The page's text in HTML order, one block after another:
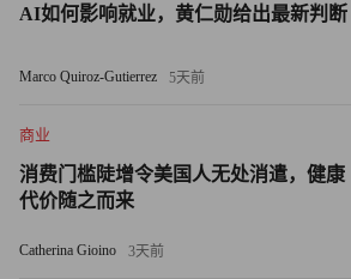
2. 收到申报意向后，《财富》将以邮件
表；企业根据申报要求发送完整申报材
3. 申报截止日期：2026年4月8日。
*注：所有推荐信息仅作为《财富》（
榜单时的参考。未经过如上渠道推荐
编辑部榜单候选池。
AI如何影响就业，黄仁勋给出最新判断
Marco Quiroz-Gutierrez 5天前
商业
消费门槛陡增令美国人无处消遣，健康
代价随之而来
Catherina Gioino 3天前